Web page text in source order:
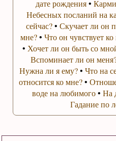
дате рождения•
Небесных посланий на
сейчас?•Скучает ли он
мне?• Что он чувствует
• Хочет ли он быть со
Вспоминает ли он
Нужна ли я ему?• Что на
относится ко мне?•
воде на любимого•На
Гадание по